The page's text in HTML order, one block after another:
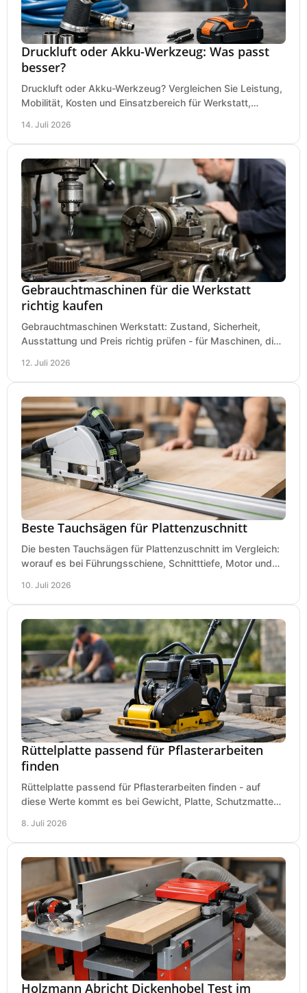
Druckluft oder Akku-Werkzeug: Was passt
besser?
Druckluft oder Akku-Werkzeug? Vergleichen Sie Leistung,
Mobilität, Kosten und Einsatzbereich für Werkstatt,
14. Juli 2026
Gebrauchtmaschinen für die Werkstatt
richtig kaufen
Gebrauchtmaschinen Werkstatt: Zustand, Sicherheit,
Ausstattung und Preis richtig prüfen - für Maschinen, die
12. Juli 2026
Beste Tauchsägen für Plattenzuschnitt
Die besten Tauchsägen für Plattenzuschnitt im Vergleich:
worauf es bei Führungsschiene, Schnitttiefe, Motor und
10. Juli 2026
Rüttelplatte passend für Pflasterarbeiten
finden
Rüttelplatte passend für Pflasterarbeiten finden - auf
diese Werte kommt es bei Gewicht, Platte, Schutzmatte
8. Juli 2026
Holzmann Abricht Dickenhobel Test im